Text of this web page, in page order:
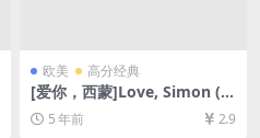
欧美 高分经典
[爱你，西蒙]Love, Simon (2
018)[百度网盘+迅雷云盘资源
1080P超清未删减][MP4/7.0G
5 年前 2.9